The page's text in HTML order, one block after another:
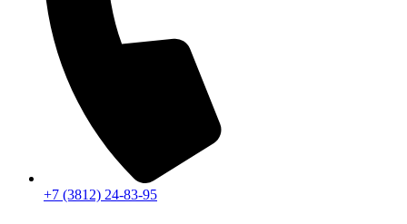
+7 (3812) 24-83-95